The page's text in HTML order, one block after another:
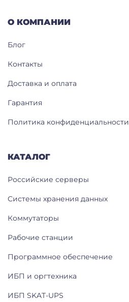
КАТАЛОГ
Российские серверы
Системы хранения данных
Коммутаторы
Рабочие станции
Программное обеспечение
ИБП и оргтехника
ИБП SKAT-UPS
О КОМПАНИИ
Блог
Контакты
Доставка и оплата
Гарантия
Политика конфиденциальности